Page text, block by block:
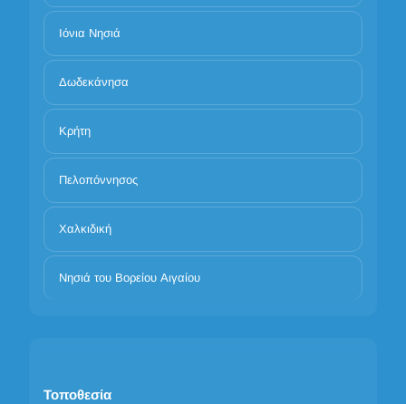
Ιόνια Νησιά
Δωδεκάνησα
Κρήτη
Πελοπόννησος
Χαλκιδική
Νησιά του Βορείου Αιγαίου
Τοποθεσία